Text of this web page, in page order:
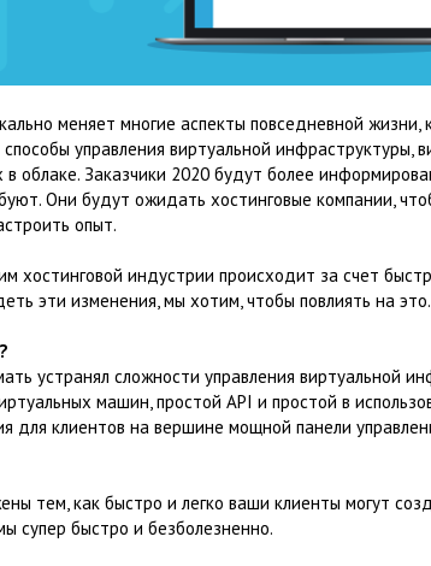
меняет многие аспекты повседневной
управления виртуальной инфраструктуры,
в облаке. Заказчики 2020 будут более
Они будут ожидать хостинговые компании,
опыт.
хостинговой индустрии происходит за счет
эти изменения, мы хотим, чтобы повлиять на это.
устранял сложности управления виртуальной
машин, простой API и простой в
для клиентов на вершине мощной панели
тем, как быстро и легко ваши клиенты могут
супер быстро и безболезненно.